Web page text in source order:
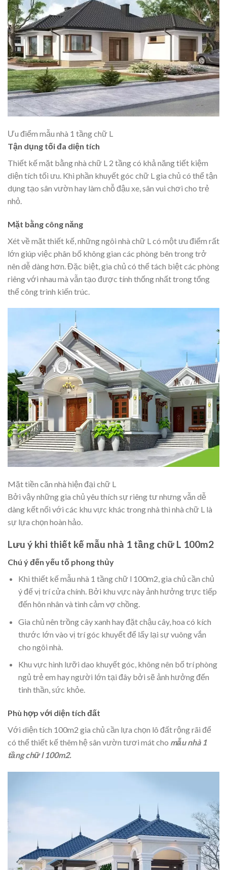
Ưu điểm mẫu nhà 1 tầng chữ L
Tận dụng tối đa diện tích
Thiết kế mặt bằng nhà chữ L 2 tầng có khả năng tiết kiệm
diện tích tối ưu. Khi phần khuyết góc chữ L gia chủ có thể tận
dụng tạo sân vườn hay làm chỗ đậu xe, sân vui chơi cho trẻ
nhỏ.
Mặt bằng công năng
Xét về mặt thiết kế, những ngôi nhà chữ L có một ưu điểm rất
lớn giúp việc phân bố không gian các phòng bên trong trở
nên dễ dàng hơn. Đặc biệt, gia chủ có thể tách biệt các phòng
riêng với nhau mà vẫn tạo được tính thống nhất trong tổng
thể công trình kiến trúc.
Mặt tiền căn nhà hiện đại chữ L
Bởi vậy những gia chủ yêu thích sự riêng tư nhưng vẫn dễ
dàng kết nối với các khu vực khác trong nhà thì nhà chữ L là
sự lựa chọn hoàn hảo.
Lưu ý khi thiết kế mẫu nhà 1 tầng chữ L 100m2
Chú ý đến yếu tố phong thủy
Khi thiết kế mẫu nhà 1 tầng chữ l 100m2, gia chủ cần chủ
ý đế vị trí cửa chính. Bởi khu vực này ảnh hưởng trực tiếp
đến hôn nhân và tình cảm vợ chồng.
Gia chủ nên trồng cây xanh hay đặt chậu cây, hoa có kích
thước lớn vào vị trí góc khuyết để lấy lại sự vuông vắn
cho ngôi nhà.
Khu vực hình lưỡi dao khuyết góc, không nên bố trí phòng
ngủ trẻ em hay người lớn tại đây bởi sẽ ảnh hưởng đến
tinh thần, sức khỏe.
Phù hợp với diện tích đất
Với diện tích 100m2 gia chủ cần lựa chọn lô đất rộng rãi để
có thể thiết kế thêm hệ sân vườn tươi mát cho mẫu nhà 1
tầng chữ l 100m2.